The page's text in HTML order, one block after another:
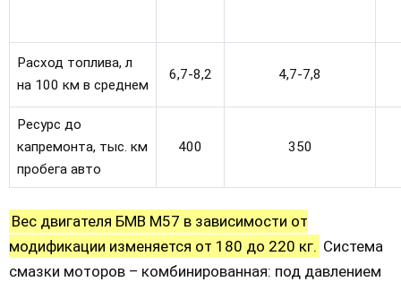
Расход топлива, л
на 100 км в среднем
6,7-8,2 4,7-7,8
Ресурс до
капремонта, тыс. км
пробега авто
400 350
Вес двигателя БМВ М57 в зависимости от
модификации изменяется от 180 до 220 кг. Система
смазки моторов – комбинированная: под давлением